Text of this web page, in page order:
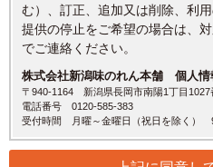
む）、訂正、追加又は削除、利
提供の停止をご希望の場合は、
でご連絡ください。
株式会社新潟味のれん本舗 個人情
〒940-1164 新潟県長岡市南陽1丁目1027
電話番号 0120-585-383
受付時間 月曜～金曜日（祝日を除く）